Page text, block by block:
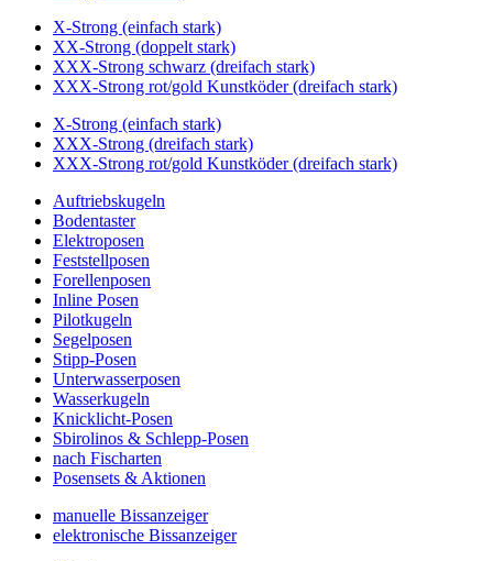
X-Strong (einfach stark)
XX-Strong (doppelt stark)
XXX-Strong schwarz (dreifach stark)
XXX-Strong rot/gold Kunstköder (dreifach stark)
X-Strong (einfach stark)
XXX-Strong (dreifach stark)
XXX-Strong rot/gold Kunstköder (dreifach stark)
Auftriebskugeln
Bodentaster
Elektroposen
Feststellposen
Forellenposen
Inline Posen
Pilotkugeln
Segelposen
Stipp-Posen
Unterwasserposen
Wasserkugeln
Knicklicht-Posen
Sbirolinos & Schlepp-Posen
nach Fischarten
Posensets & Aktionen
manuelle Bissanzeiger
elektronische Bissanzeiger